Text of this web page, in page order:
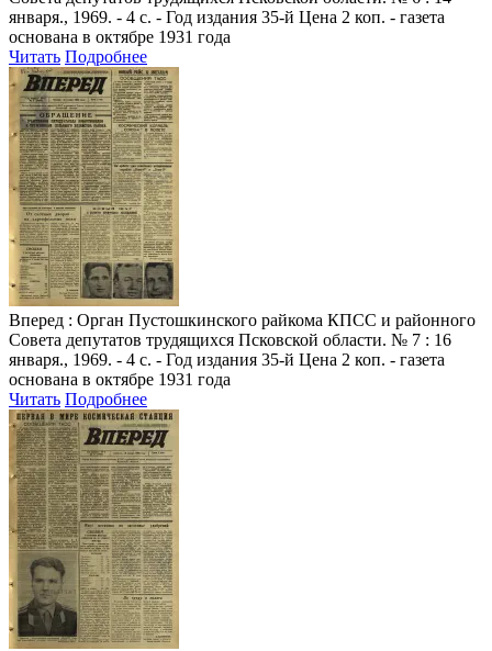
января., 1969. - 4 с. - Год издания 35-й Цена 2 коп. - газета
основана в октябре 1931 года
Читать Подробнее
Вперед : Орган Пустошкинского райкома КПСС и районного
Совета депутатов трудящихся Псковской области. № 7 : 16
января., 1969. - 4 с. - Год издания 35-й Цена 2 коп. - газета
основана в октябре 1931 года
Читать Подробнее